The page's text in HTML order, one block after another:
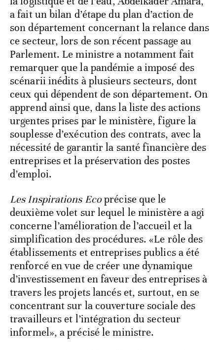
a fait un bilan d’étape du plan d’action de
son département concernant la relance dans
ce secteur, lors de son récent passage au
Parlement. Le ministre a notamment fait
remarquer que la pandémie a imposé des
scénarii inédits à plusieurs secteurs, dont
ceux qui dépendent de son département. On
apprend ainsi que, dans la liste des actions
urgentes prises par le ministère, figure la
souplesse d’exécution des contrats, avec la
nécessité de garantir la santé financière des
entreprises et la préservation des postes
d’emploi.
Les Inspirations Ecoprécise que le
deuxième volet sur lequel le ministère a agi
concerne l’amélioration de l’accueil et la
simplification des procédures. «Le rôle des
établissements et entreprises publics a été
renforcé en vue de créer une dynamique
d’investissement en faveur des entreprises à
travers les projets lancés et, surtout, en se
concentrant sur la couverture sociale des
travailleurs et l’intégration du secteur
informel», a précisé le ministre.